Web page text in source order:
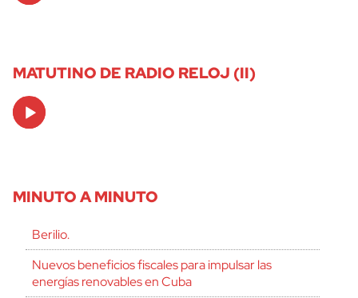
MATUTINO DE RADIO RELOJ (II)
Audio
Player
MINUTO A MINUTO
Berilio.
Nuevos beneficios fiscales para impulsar las
energías renovables en Cuba